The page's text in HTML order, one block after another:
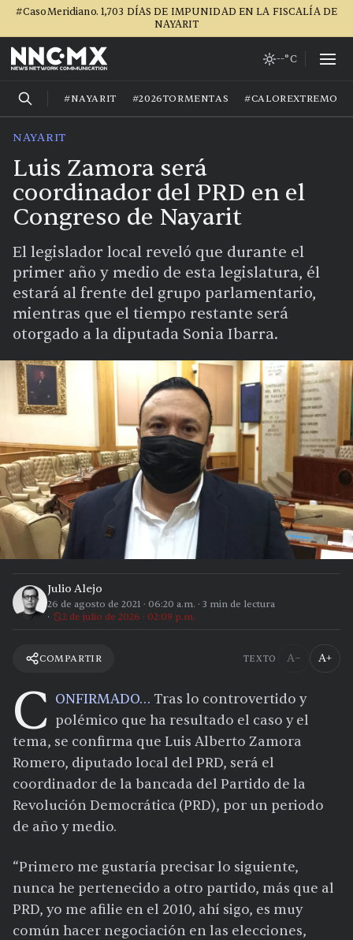
#CasoMeridiano. 1,703 DÍAS DE IMPUNIDAD EN LA FISCALÍA DE
NAYARIT
--°C
#NAYARIT #2026TORMENTAS #CALOREXTREMO
NAYARIT
Luis Zamora será
coordinador del PRD en el
Congreso de Nayarit
El legislador local reveló que durante el
primer año y medio de esta legislatura, él
estará al frente del grupo parlamentario,
mientras que el tiempo restante será
otorgado a la diputada Sonia Ibarra.
Julio Alejo
26 de agosto de 2021 · 06:20 a.m. · 3 min de lectura
2 de julio de 2026 · 02:09 p.m.
COMPARTIR TEXTO A− A+
C ONFIRMADO… Tras lo controvertido y
polémico que ha resultado el caso y el
tema, se confirma que Luis Alberto Zamora
Romero, diputado local del PRD, será el
coordinador de la bancada del Partido de la
Revolución Democrática (PRD), por un periodo
de año y medio.
“Primero me gustaría precisar lo siguiente,
nunca he pertenecido a otro partido, más que al
PRD, yo me afilie en el 2010, ahí sigo, es muy
común hacer negociación en las elecciones,